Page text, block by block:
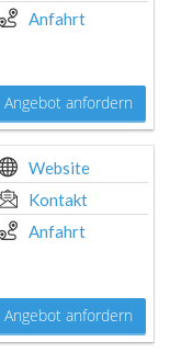
Anfahrt
Angebot anfordern
Website
Kontakt
Anfahrt
Angebot anfordern